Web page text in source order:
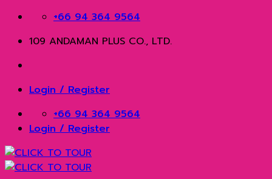
Skip
content
+66 94 364 9564
109 ANDAMAN PLUS CO., LTD.
Login / Register
+66 94 364 9564
Login / Register